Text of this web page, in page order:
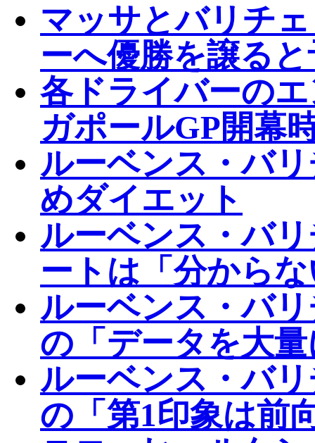
マッサとバリチ
ーへ優勝を譲る
各ドライバーの
ガポールGP開幕
ルーベンス・バ
めダイエット
ルーベンス・バ
ートは「分から
ルーベンス・バ
の「データを大
ルーベンス・バ
の「第1印象は前